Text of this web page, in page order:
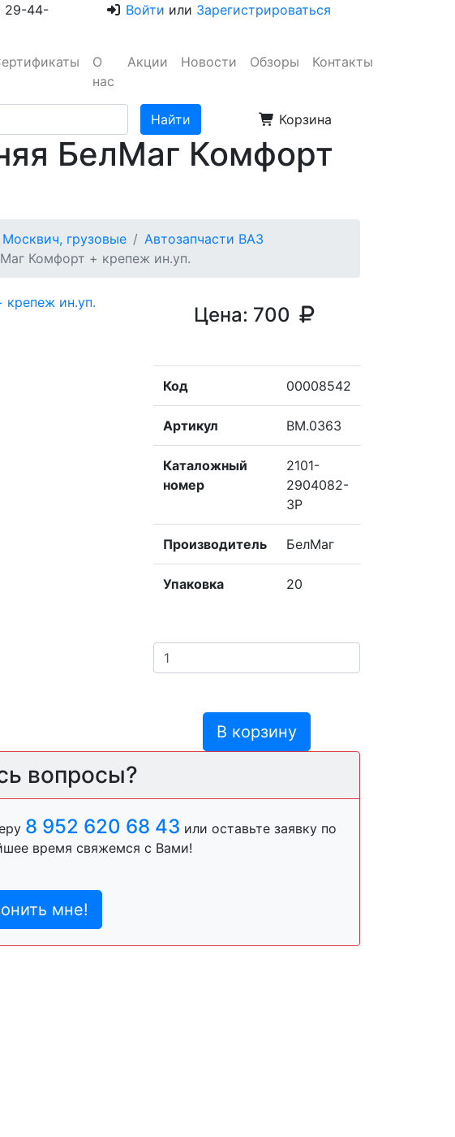
29-44-
Войти или Зарегистрироваться
О
нас
Акции Новости Обзоры Контакты
Корзина
БелМаг Комфорт
грузовые
Автозапчасти ВАЗ
Комфорт + крепеж ин.уп.
Цена: 700
Код 00008542
Артикул BM.0363
Каталожный
номер
2101-
2904082-
3Р
Производитель БелМаг
Упаковка 20
В корзину
вопросы?
8 952 620 68 43 или оставьте заявку по
время свяжемся с Вами!
мне!